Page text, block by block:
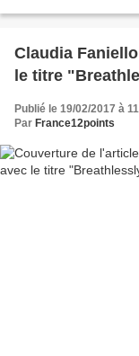
Claudia
le titre
Publié le 19/02/2017 à
Par France12points